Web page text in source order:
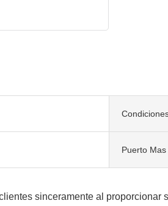
Puerto
sinceramente al